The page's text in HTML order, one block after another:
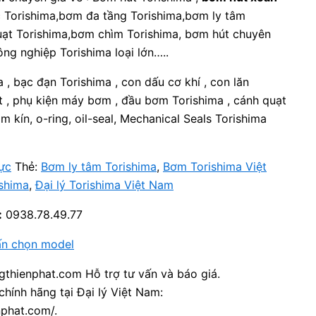
đa tầng Torishima,bơm ly tâm
Torishima,bơm chìm Torishima, bơm hút chuyên
nghiệp Torishima loại lớn…..
bạc đạn Torishima , con dấu cơ khí , con lăn
, phụ kiện máy bơm , đầu bơm Torishima , cánh quạt
kín, o-ring, oil-seal, Mechanical Seals Torishima
Thẻ: Bơm ly tâm Torishima, Bơm Torishima Việt
,Đại lý Torishima Việt Nam
0938.78.49.77
chọn model
Hỗ trợ tư vấn và báo giá.
hãng tại Đại lý Việt Nam:
.